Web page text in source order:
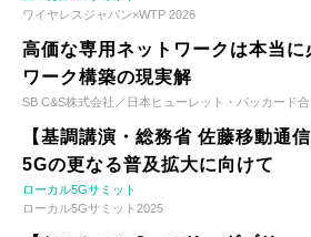
ワイヤレスジャパン×WTP 2026
高価な専用ネットワークは本当に
ワーク構築の現実解
SB C&S株式会社／日本ヒューレット・パッカード
【基調講演・総務省 佐藤移動通
5Gの更なる普及拡大に向けて
ローカル5Gサミット
ローカル5Gサミット2025